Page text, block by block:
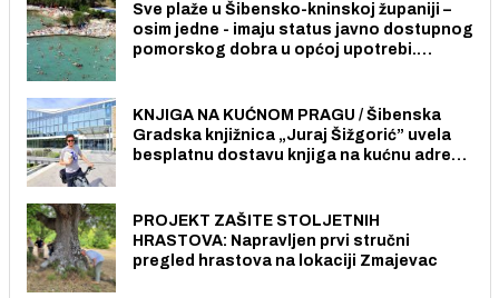
Sve plaže u Šibensko-kninskoj županiji –
osim jedne - imaju status javno dostupnog
pomorskog dobra u općoj upotrebi.
KNJIGA NA KUĆNOM PRAGU / Šibenska
Gradska knjižnica „Juraj Šižgorić” uvela
besplatnu dostavu knjiga na kućnu adresu
PROJEKT ZAŠITE STOLJETNIH
HRASTOVA: Napravljen prvi stručni
pregled hrastova na lokaciji Zmajevac